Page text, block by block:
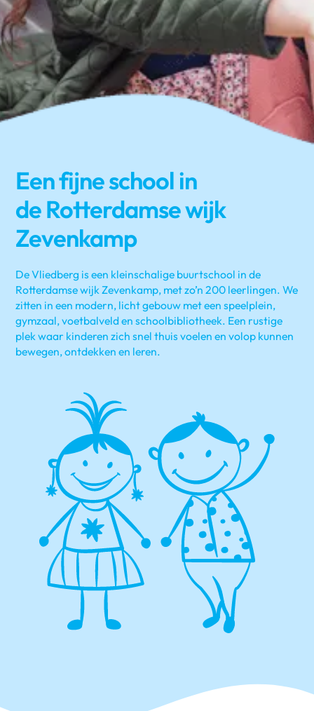
Een fijne school in
de Rotterdamse wijk
Zevenkamp
De Vliedberg is een kleinschalige buurtschool in de
Rotterdamse wijk Zevenkamp, met zo’n 200 leerlingen. We
zitten in een modern, licht gebouw met een speelplein,
gymzaal, voetbalveld en schoolbibliotheek. Een rustige
plek waar kinderen zich snel thuis voelen en volop kunnen
bewegen, ontdekken en leren.